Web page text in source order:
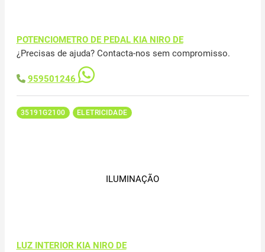
POTENCIOMETRO DE PEDAL KIA NIRO DE
¿Precisas de ajuda? Contacta-nos sem compromisso.
959501246
35191G2100 ELETRICIDADE
ILUMINAÇÃO
LUZ INTERIOR KIA NIRO DE